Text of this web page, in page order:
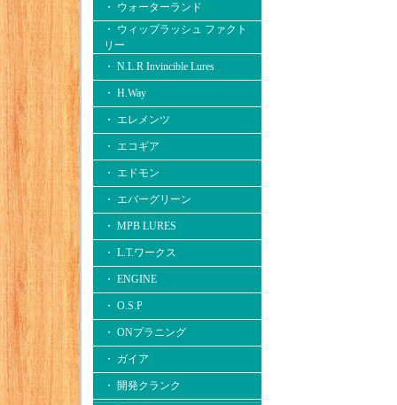
・ ウォーターランド
・ ウィップラッシュ ファクト
リー
・ N.L.R Invincible Lures
・ H.Way
・ エレメンツ
・ エコギア
・ エドモン
・ エバーグリーン
・ MPB LURES
・ L.T.ワークス
・ ENGINE
・ O.S.P
・ ONプラニング
・ ガイア
・ 開発クランク